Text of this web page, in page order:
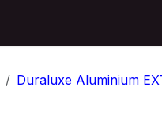
Duraluxe Aluminium